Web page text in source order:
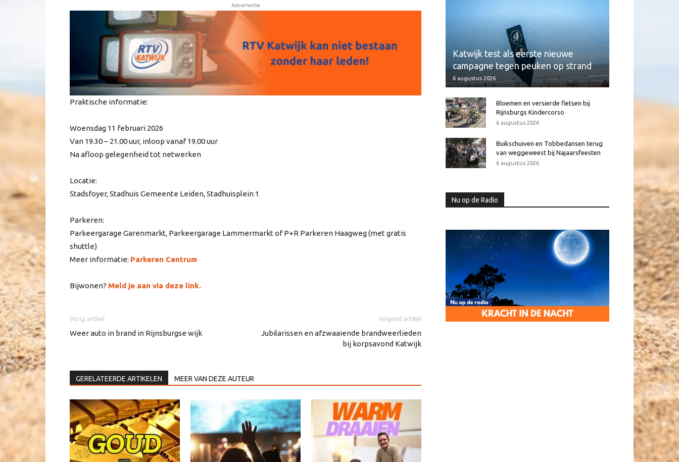
Advertentie
Praktische informatie:
Woensdag 11 februari 2026
Van 19.30 – 21.00 uur, inloop vanaf 19.00 uur
Na afloop gelegenheid tot netwerken
Locatie:
Stadsfoyer, Stadhuis Gemeente Leiden, Stadhuisplein 1
Parkeren:
Parkeergarage Garenmarkt, Parkeergarage Lammermarkt of P+R Parkeren Haagweg (met gratis
shuttle)
Meer informatie: Parkeren Centrum
Bijwonen? Meld je aan via deze link.
Vorig artikel
Weer auto in brand in Rijnsburgse wijk
Volgend artikel
Jubilarissen en afzwaaiende brandweerlieden
bij korpsavond Katwijk
GERELATEERDE ARTIKELEN MEER VAN DEZE AUTEUR
Katwijk test als eerste nieuwe
campagne tegen peuken op strand
6 augustus 2026
Bloemen en versierde fietsen bij
Rijnsburgs Kindercorso
6 augustus 2026
Buikschuiven en Tobbedansen terug
van weggeweest bij Najaarsfeesten
6 augustus 2026
Nu op de Radio